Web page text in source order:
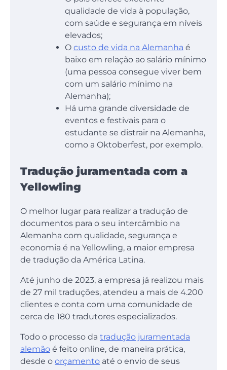
qualidade de vida à população,
com saúde e segurança em níveis
elevados;
O custo de vida na Alemanha é
baixo em relação ao salário mínimo
(uma pessoa consegue viver bem
com um salário mínimo na
Alemanha);
Há uma grande diversidade de
eventos e festivais para o
estudante se distrair na Alemanha,
como a Oktoberfest, por exemplo.
Tradução juramentada com a
Yellowling
O melhor lugar para realizar a tradução de
documentos para o seu intercâmbio na
Alemanha com qualidade, segurança e
economia é na Yellowling, a maior empresa
de tradução da América Latina.
Até junho de 2023, a empresa já realizou mais
de 27 mil traduções, atendeu a mais de 4.200
clientes e conta com uma comunidade de
cerca de 180 tradutores especializados.
Todo o processo da tradução juramentada
alemão é feito online, de maneira prática,
desde o orçamento até o envio de seus